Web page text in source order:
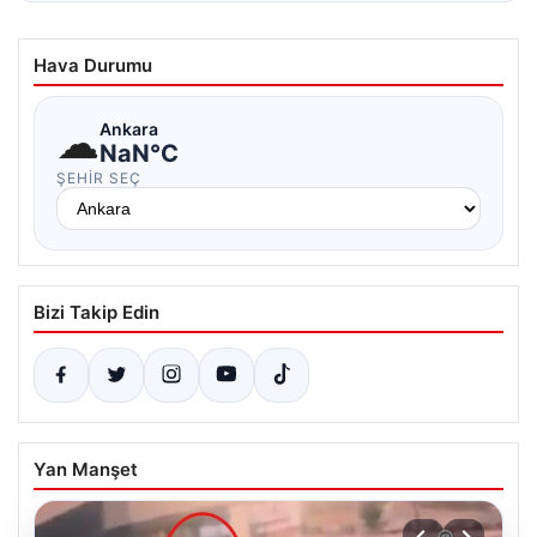
Hava Durumu
☁Ankara
NaN°C
ŞEHIR SEÇ
Bizi Takip Edin
Yan Manşet